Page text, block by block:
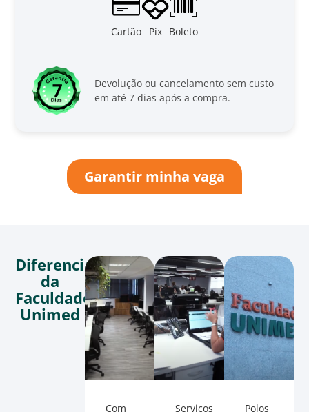
Cartão Pix Boleto
Devolução ou cancelamento sem custo
em até 7 dias após a compra.
Garantir minha vaga
Diferenciais
da
Faculdade
Unimed
Com Serviços Polos